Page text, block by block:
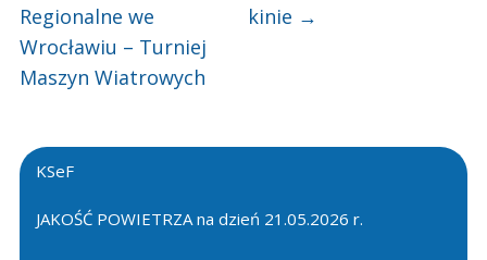
KSeF
JAKOŚĆ POWIETRZA na dzień 21.05.2026 r.
Regionalne we
Wrocławiu – Turniej
Maszyn Wiatrowych
kinie →